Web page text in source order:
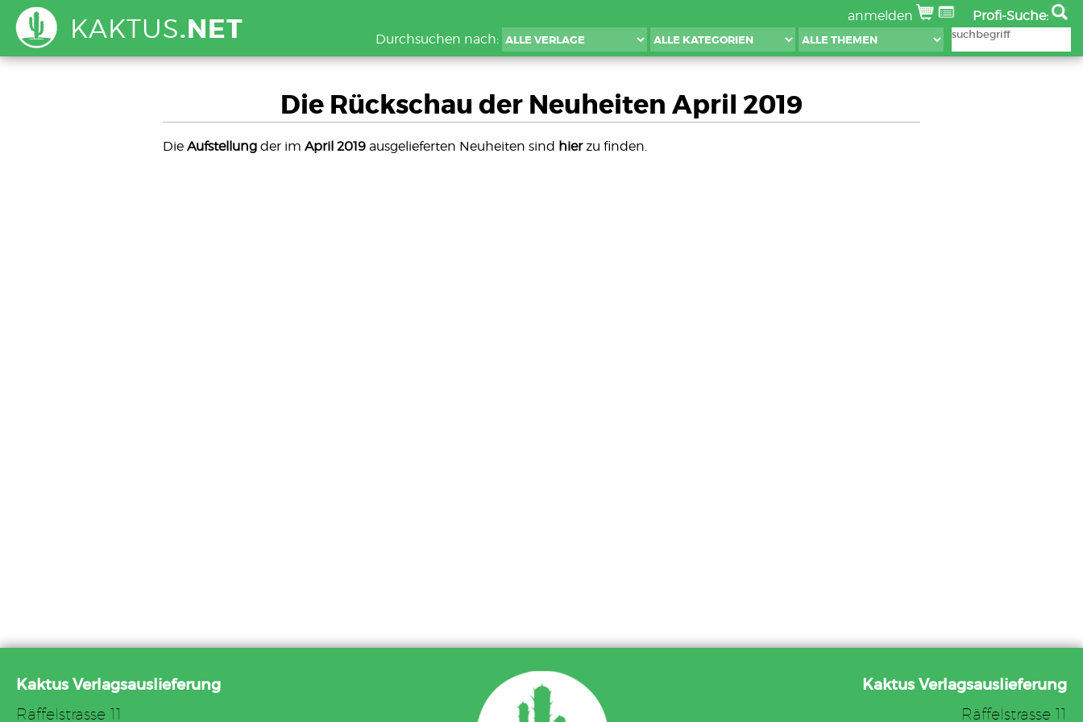
KAKTUS.NET anmelden
Profi-Suche:
Durchsuchen nach:
Die Rückschau der Neuheiten April 2019
Die Aufstellungder im April 2019ausgelieferten Neuheiten sind hierzu finden.
Kaktus Verlagsauslieferung
Räffelstrasse 11
Kaktus Verlagsauslieferung
Räffelstrasse 11